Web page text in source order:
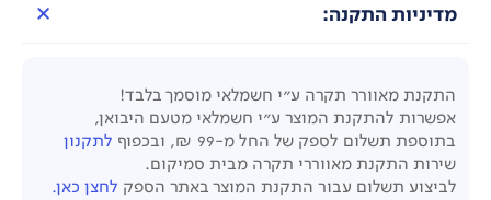
מדיניות התקנה:
התקנת מאוורר תקרה ע"י חשמלאי מוסמך בלבד!
אפשרות להתקנת המוצר ע"י חשמלאי מטעם היבואן,
בתוספת תשלום לספק של החל מ-99 ₪, ובכפוף
לתקנון
שירות התקנת מאווררי תקרה מבית סמיקום.
לביצוע תשלום עבור התקנת המוצר באתר הספקלחצן כאן.